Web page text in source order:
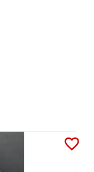
favorite_border